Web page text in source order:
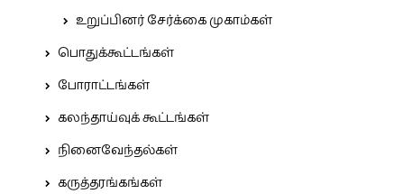
உறுப்பினர் சேர்க்கை முகாம்கள்
பொதுக்கூட்டங்கள்
போராட்டங்கள்
கலந்தாய்வுக் கூட்டங்கள்
நினைவேந்தல்கள்
கருத்தரங்கங்கள்